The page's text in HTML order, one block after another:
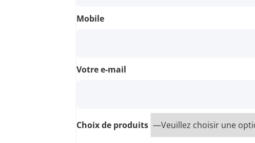
Mobile
Votre e-mail
Choix de produits